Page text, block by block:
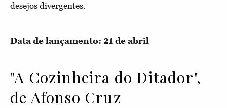
desejos divergentes.
Data de lançamento: 21 de abril
"A Cozinheira do Ditador",
de Afonso Cruz